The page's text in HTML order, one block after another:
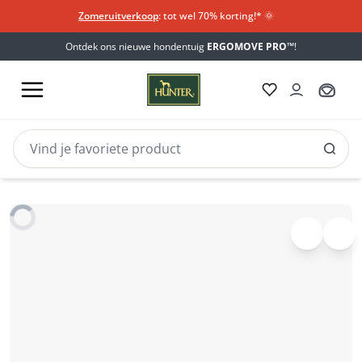
Zomeruitverkoop: tot wel 70% korting!*​ 🌞
Ontdek ons nieuwe hondentuig ERGOMOVE PRO™!